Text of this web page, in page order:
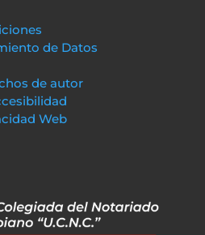
de Datos
de autor
Web